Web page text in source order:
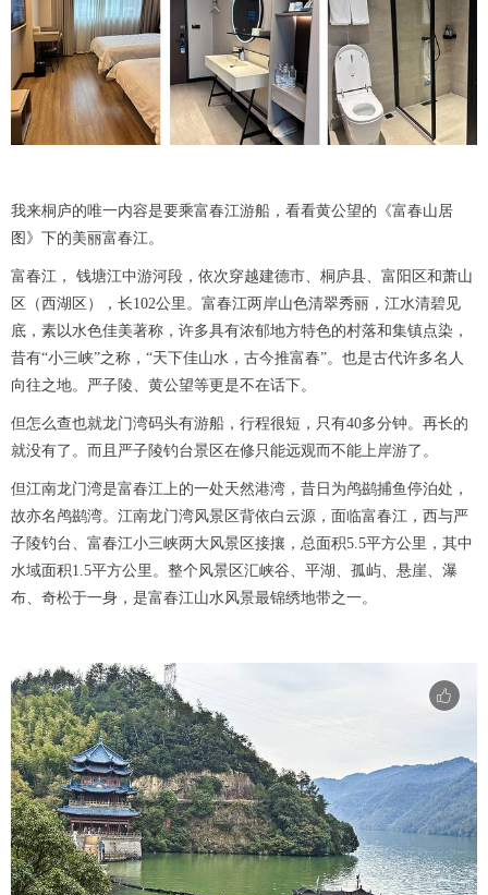
我来桐庐的唯一内容是要乘富春江游船，看看黄公望的《富春山居
图》下的美丽富春江。
富春江， 钱塘江中游河段，依次穿越建德市、桐庐县、富阳区和萧山
区（西湖区），长102公里。富春江两岸山色清翠秀丽，江水清碧见
底，素以水色佳美著称，许多具有浓郁地方特色的村落和集镇点染，
昔有“小三峡”之称，“天下佳山水，古今推富春”。也是古代许多名人
向往之地。严子陵、黄公望等更是不在话下。
但怎么查也就龙门湾码头有游船，行程很短，只有40多分钟。再长的
就没有了。而且严子陵钓台景区在修只能远观而不能上岸游了。
但江南龙门湾是富春江上的一处天然港湾，昔日为鸬鹚捕鱼停泊处，
故亦名鸬鹚湾。江南龙门湾风景区背依白云源，面临富春江，西与严
子陵钓台、富春江小三峡两大风景区接攘，总面积5.5平方公里，其中
水域面积1.5平方公里。整个风景区汇峡谷、平湖、孤屿、悬崖、瀑
布、奇松于一身，是富春江山水风景最锦绣地带之一。